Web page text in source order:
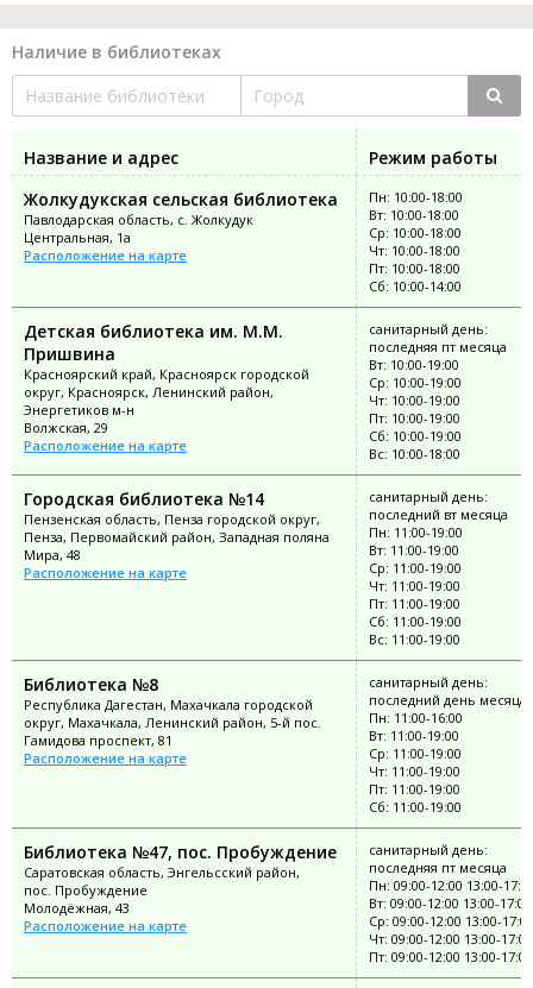
Наличие в библиотеках
Название и адрес
Режим работы
Жолкудукская сельская библиотека
Павлодарская область, с. Жолкудук
Центральная, 1а
Расположение на карте
Пн: 10:00-18:00
Вт: 10:00-18:00
Ср: 10:00-18:00
Чт: 10:00-18:00
Пт: 10:00-18:00
Сб: 10:00-14:00
Детская библиотека им. М.М.
Пришвина
Красноярский край, Красноярск городской
округ, Красноярск, Ленинский район,
Энергетиков м-н
Волжская, 29
Расположение на карте
санитарный день:
последняя пт месяца
Вт: 10:00-19:00
Ср: 10:00-19:00
Чт: 10:00-19:00
Пт: 10:00-19:00
Сб: 10:00-19:00
Вс: 10:00-18:00
Городская библиотека №14
Пензенская область, Пенза городской округ,
Пенза, Первомайский район, Западная поляна
Мира, 48
Расположение на карте
санитарный день:
последний вт месяца
Пн: 11:00-19:00
Вт: 11:00-19:00
Ср: 11:00-19:00
Чт: 11:00-19:00
Пт: 11:00-19:00
Сб: 11:00-19:00
Вс: 11:00-19:00
Библиотека №8
Республика Дагестан, Махачкала городской
округ, Махачкала, Ленинский район, 5-й пос.
Гамидова проспект, 81
Расположение на карте
санитарный день:
последний день месяца
Пн: 11:00-16:00
Вт: 11:00-19:00
Ср: 11:00-19:00
Чт: 11:00-19:00
Пт: 11:00-19:00
Сб: 11:00-19:00
Библиотека №47, пос. Пробуждение
Саратовская область, Энгельсский район,
пос. Пробуждение
Молодёжная, 43
Расположение на карте
санитарный день:
последняя пт месяца
Пн: 09:00-12:00 13:00-
Вт: 09:00-12:00 13:00-17:00
Ср: 09:00-12:00 13:00-17:00
Чт: 09:00-12:00 13:00-17:00
Пт: 09:00-12:00 13:00-17:00